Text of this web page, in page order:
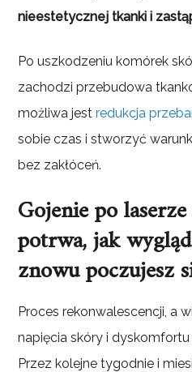
nieestetycznej tkanki i
Po uszkodzeniu komórek
zachodzi przebudowa
możliwa jest redukcja
sobie czas i stworzyć
bez zakłóceń.
Gojenie po
potrwa, jak
znowu poczujesz
Proces rekonwalescencji, a
napięcia skóry i
Przez kolejne tygodnie i